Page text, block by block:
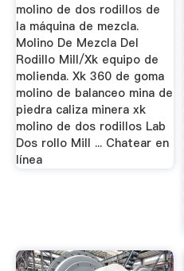
molino de dos rodillos de
la máquina de mezcla.
Molino De Mezcla Del
Rodillo Mill/Xk equipo de
molienda. Xk 360 de goma
molino de balanceo mina de
piedra caliza minera xk
molino de dos rodillos Lab
Dos rollo Mill ... Chatear en
línea